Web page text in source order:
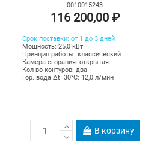
0010015243
116 200,00 ₽
Срок поставки: от 1 до 3 дней
Мощность: 25,0 кВт
Принцип работы: классический
Камера сгорания: открытая
Кол-во контуров: два
Гор. вода Δt=30°C: 12,0 л/мин
В корзину